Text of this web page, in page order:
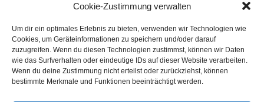
Cookie-Zustimmung verwalten
Um dir ein optimales Erlebnis zu bieten, verwenden wir Technologien wie
Cookies, um Geräteinformationen zu speichern und/oder darauf
zuzugreifen. Wenn du diesen Technologien zustimmst, können wir Daten
wie das Surfverhalten oder eindeutige IDs auf dieser Website verarbeiten.
Wenn du deine Zustimmung nicht erteilst oder zurückziehst, können
bestimmte Merkmale und Funktionen beeinträchtigt werden.
Heike Fröhling Ina Glahe Ivo Pala J. Vellguth
Leonie Haubrich Lilly Labord Livia Pipes
Malin Blunk Marcus Hünnebeck Martin Krist
Melisa Schwermer Nele Bruun Nika Lubitsch
Noah Fitz Nora Amelie René Junge